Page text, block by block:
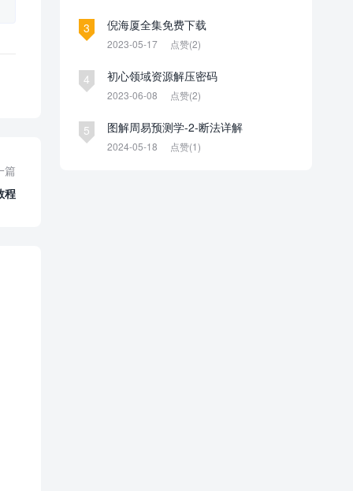
篇
程
3 倪海厦全集免费下载
2023-05-17 点赞(2)
4 初心领域资源解压密码
2023-06-08 点赞(2)
5 图解周易预测学-2-断法详解
2024-05-18 点赞(1)